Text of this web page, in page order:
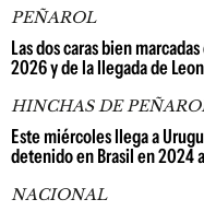
PEÑAROL
Las dos caras bien
2026 y de la llegada de
HINCHAS DE
Este miércoles llega a
detenido en Brasil en 2024
NACIONAL